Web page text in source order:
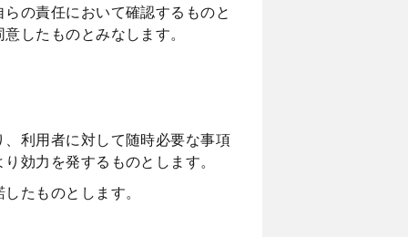
の責任において確認するものと
したものとみなします。
利用者に対して随時必要な事項
効力を発するものとします。
たものとします。